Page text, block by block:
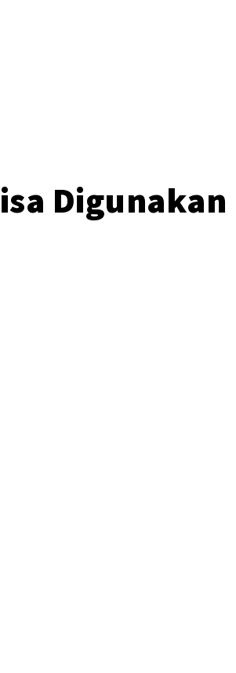
Digunakan